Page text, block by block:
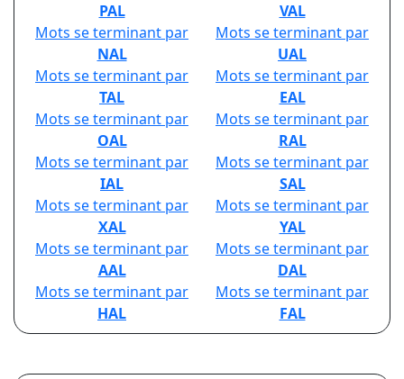
PAL
VAL
Mots se terminant par
NAL
Mots se terminant par
UAL
Mots se terminant par
TAL
Mots se terminant par
EAL
Mots se terminant par
OAL
Mots se terminant par
RAL
Mots se terminant par
IAL
Mots se terminant par
SAL
Mots se terminant par
XAL
Mots se terminant par
YAL
Mots se terminant par
AAL
Mots se terminant par
DAL
Mots se terminant par
HAL
Mots se terminant par
FAL